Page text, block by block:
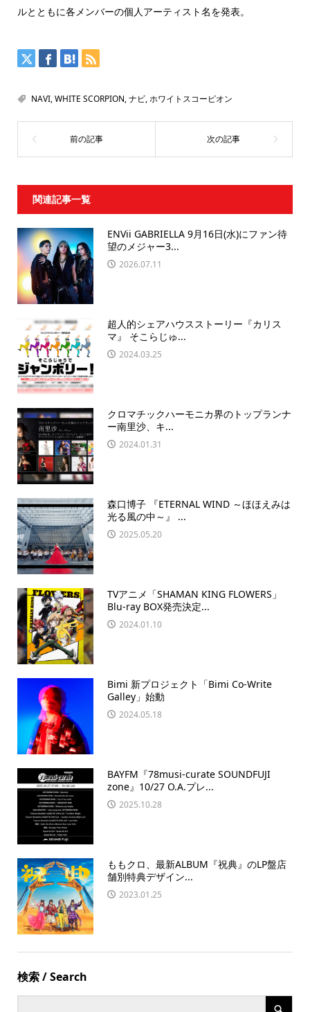
ルとともに各メンバーの個人アーティスト名を発表。
NAVI,WHITE SCORPION,ナビ,ホワイトスコーピオン
関連記事一覧
ENVii GABRIELLA 9月16日(水)にファン待
望のメジャー3...
2026.07.11
超人的シェアハウスストーリー『カリス
マ』 そこらじゅ...
2024.03.25
クロマチックハーモニカ界のトップランナ
ー南里沙、キ...
2024.01.31
森口博子 『ETERNAL WIND ～ほほえみは
光る風の中～』 ...
2025.05.20
TVアニメ「SHAMAN KING FLOWERS」
Blu-ray BOX発売決定...
2024.01.10
Bimi 新プロジェクト「Bimi Co-Write
Galley」始動
2024.05.18
BAYFM『78musi-curate SOUNDFUJI
zone』10/27 O.A.プレ...
2025.10.28
ももクロ、最新ALBUM『祝典』のLP盤店
舗別特典デザイン...
2023.01.25
検索 / Search